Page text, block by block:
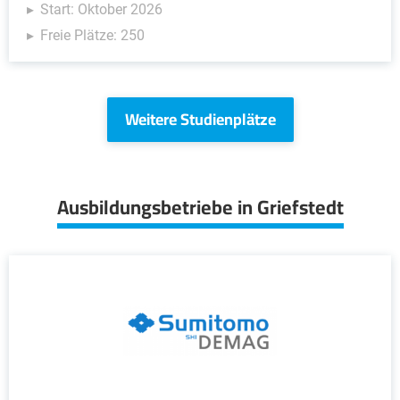
Start: Oktober 2026
Freie Plätze: 250
Weitere Studienplätze
Ausbildungsbetriebe in Griefstedt